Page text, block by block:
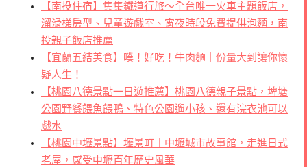
【南投住宿】集集鐵道行旅～全台唯一火車主題飯店，
溜滑梯房型、兒童遊戲室、宵夜時段免費提供泡麵，南
投親子飯店推薦
【宜蘭五結美食】噗！好吃！牛肉麵｜份量大到讓你懷
疑人生！
【桃園八德景點一日遊推薦】桃園八德親子景點，埤塘
公園野餐餵魚餵鴨、特色公園遛小孩、還有浣衣池可以
戲水
【桃園中壢景點】壢景町｜中壢城市故事館，走進日式
老屋，感受中壢百年歷史風華